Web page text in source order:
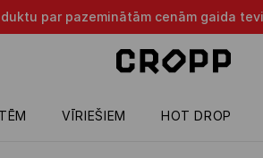
par pazeminātām cenām gaida
VĪRIEŠIEM HOT DROP